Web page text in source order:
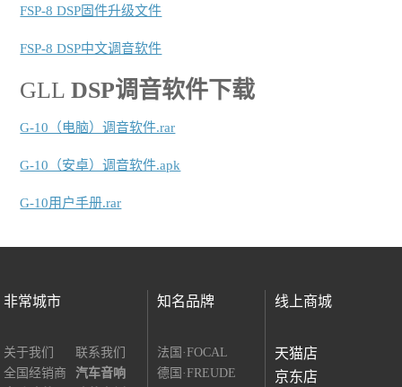
FSP-8 DSP固件升级文件
FSP-8 DSP中文调音软件
GLLDSP调音软件下载
G-10（电脑）调音软件.rar
G-10（安卓）调音软件.apk
G-10用户手册.rar
非常城市
关于我们
联系我们
全国经销商
汽车音响
知名品牌
法国·FOCAL
德国·FREUDE
线上商城
天猫店
京东店